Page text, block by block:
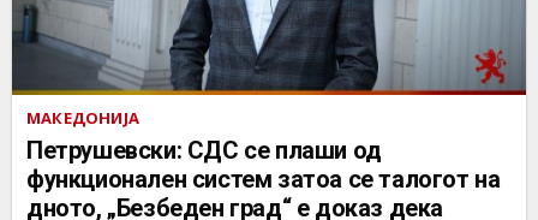
МАКЕДОНИЈА
Петрушевски: СДС се плаши од
функционален систем затоа се талогот на
дното, „Безбеден град“ е доказ дека